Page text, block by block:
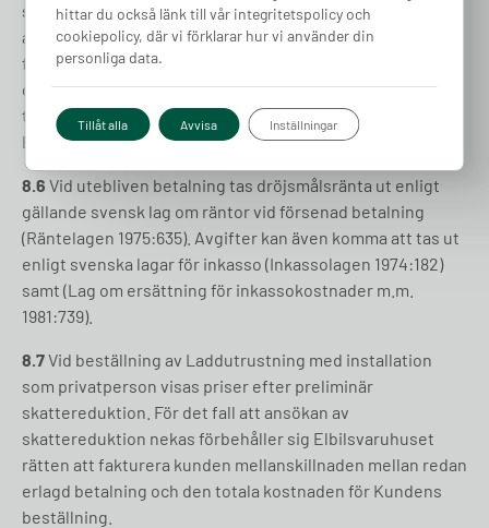
så fakturerar Elbilsvaruhuset vid materialleverans. Är
anläggningen ej installerad och funktionstestad när
fakturan förfaller har kunden rätt att delbetala fakturan
och betala för installation/montaget (25% av
totalkostnaden) efter att arbetet är slutfört.
Betalningsvillkor är 10 dagar om inget annat har avtalats.
8.6 Vid utebliven betalning tas dröjsmålsränta ut enligt
gällande svensk lag om räntor vid försenad betalning
(Räntelagen 1975:635). Avgifter kan även komma att tas ut
enligt svenska lagar för inkasso (Inkassolagen 1974:182)
samt (Lag om ersättning för inkassokostnader m.m.
1981:739).
8.7Vid beställning av Laddutrustning med installation
som privatperson visas priser efter preliminär
skattereduktion. För det fall att ansökan av
skattereduktion nekas förbehåller sig Elbilsvaruhuset
rätten att fakturera kunden mellanskillnaden mellan redan
erlagd betalning och den totala kostnaden för Kundens
beställning.
hittar du också länk till vår integritetspolicy och
cookiepolicy, där vi förklarar hur vi använder din
personliga data.
Tillåt alla Avvisa Inställningar